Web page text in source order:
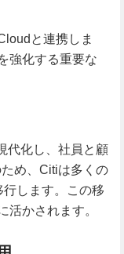
と連携しま
強化する重要な
代化し、社員と顧
め、Citiは多くの
します。この移
活かされます。